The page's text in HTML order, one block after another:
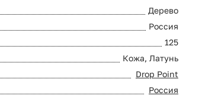
Дерево
Россия
125
Кожа, Латунь
Drop Point
Россия